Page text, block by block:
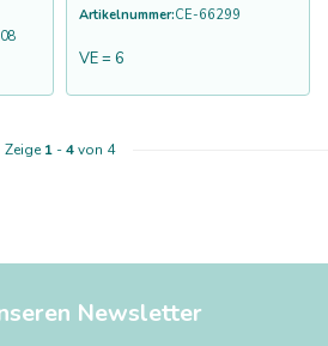
Artikelnummer:CE-66299
VE = 6
Zeige1-4von 4
Newsletter